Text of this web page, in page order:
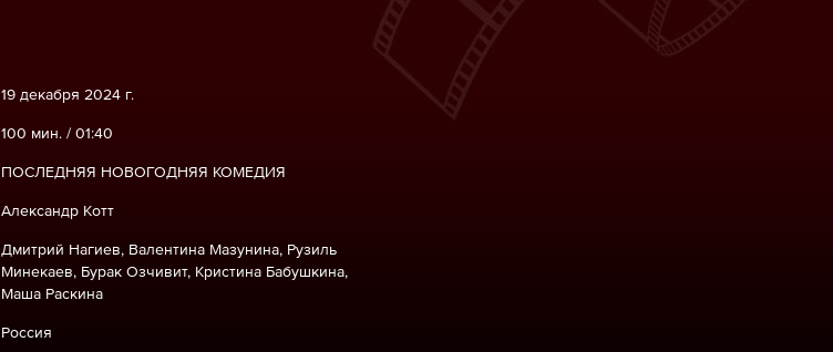
19 декабря 2024 г.
100 мин. / 01:40
ПОСЛЕДНЯЯ НОВОГОДНЯЯ КОМЕДИЯ
Александр Котт
Дмитрий Нагиев, Валентина Мазунина, Рузиль
Минекаев, Бурак Озчивит, Кристина Бабушкина,
Маша Раскина
Россия